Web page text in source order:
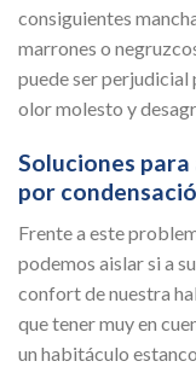
consiguientes
marrones o
puede ser perjudicial
olor molesto y
Soluciones
por
Frente a este
podemos aislar si a
confort de nuestra
que tener muy en
un habitáculo